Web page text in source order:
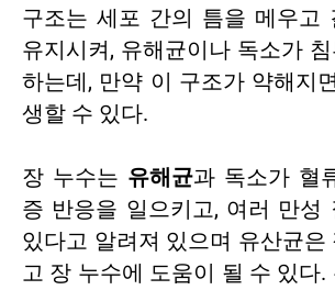
구조는 세포 간의 틈을 메우고
유지시켜, 유해균이나 독소가
하는데, 만약 이 구조가 약해지
생할 수 있다.
장 누수는 유해균과 독소가 혈
증 반응을 일으키고, 여러 만성
있다고 알려져 있으며 유산균은
고 장 누수에 도움이 될 수 있다.